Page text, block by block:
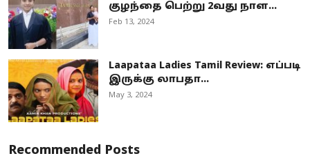
குழந்தை பெற்று 2வது நாள...
Feb 13, 2024
Laapataa Ladies Tamil Review: எப்படி
இருக்கு லாபதா...
May 3, 2024
Recommended Posts